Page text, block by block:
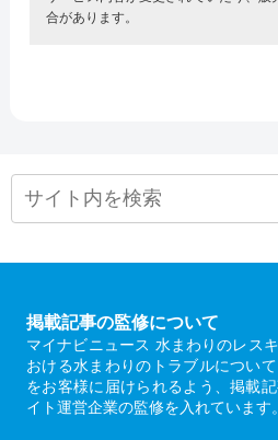
合があります。
掲載記事の監修について
マイナビニュース 水まわりのレス
おける水まわりのトラブルについ
をお客様に届けられるよう、掲載
イト運営企業の監修を入れています。